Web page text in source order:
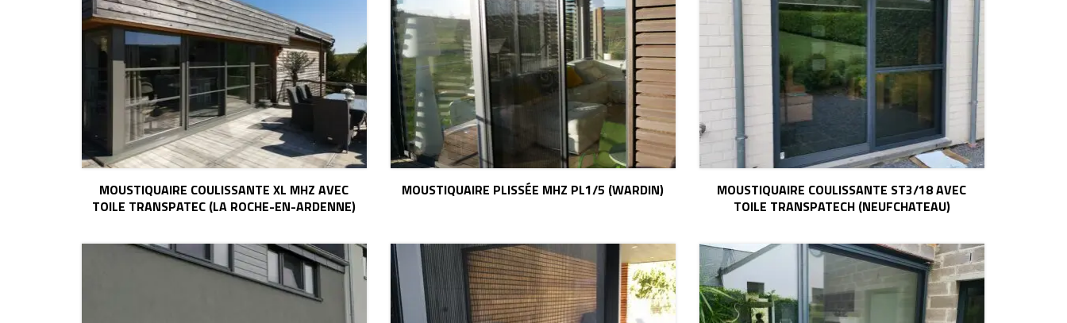
MOUSTIQUAIRE COULISSANTE XL MHZ AVEC
TOILE TRANSPATEC (LA ROCHE-EN-ARDENNE)
MOUSTIQUAIRE PLISSÉE MHZ PL1/5 (WARDIN)
MOUSTIQUAIRE COULISSANTE ST3/18 AVEC
TOILE TRANSPATECH (NEUFCHATEAU)